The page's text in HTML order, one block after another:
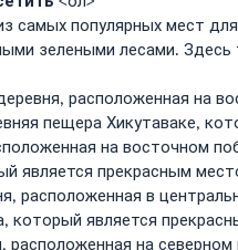
самых популярных мест
зелеными лесами. Здесь
расположенная на
пещера Хикутаваке,
на восточном
является прекрасным
расположенная в
который является
на